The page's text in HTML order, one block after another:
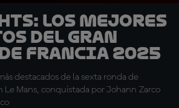
Los mejores
del Gran
Francia 2025
destacados de la sexta ronda de
Le Mans, conquistada por Johann Zarco